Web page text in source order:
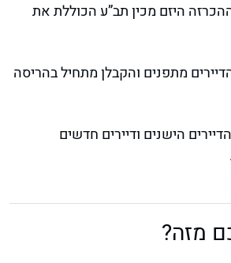
היזם מכין תב”ע הכוללת את
מתפנים והקבלן מתחיל בהריסה
הישנים ודיירים חדשים
מזה?